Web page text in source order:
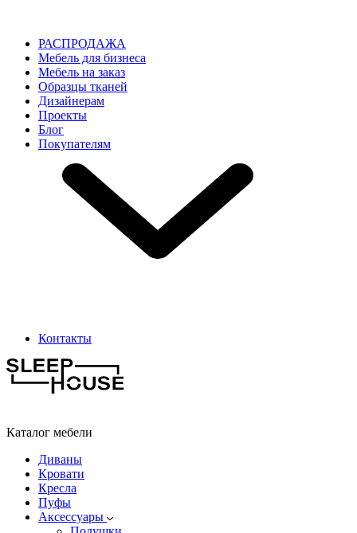
РАСПРОДАЖА
Мебель для бизнеса
Мебель на заказ
Образцы тканей
Дизайнерам
Проекты
Блог
Покупателям
Контакты
Каталог мебели
Диваны
Кровати
Кресла
Пуфы
Аксессуары